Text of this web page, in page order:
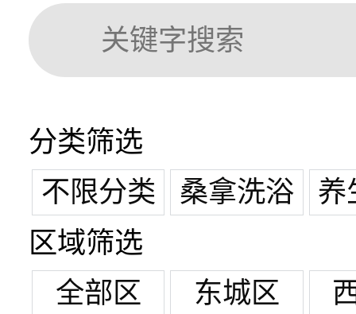
分类筛选
不限分类
桑拿洗浴
养
区域筛选
全部区
东城区